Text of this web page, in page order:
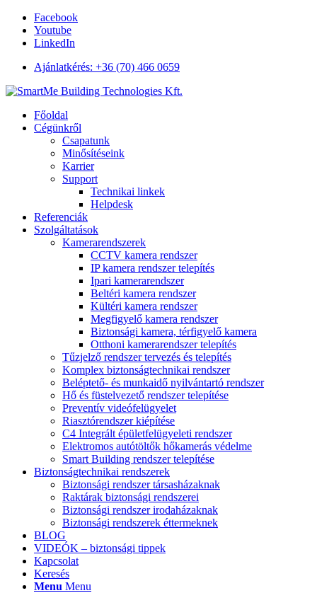
Facebook
Youtube
LinkedIn
Ajánlatkérés: +36 (70) 466 0659
Főoldal
Cégünkről
Csapatunk
Minősítéseink
Karrier
Support
Technikai linkek
Helpdesk
Referenciák
Szolgáltatások
Kamerarendszerek
CCTV kamera rendszer
IP kamera rendszer telepítés
Ipari kamerarendszer
Beltéri kamera rendszer
Kültéri kamera rendszer
Megfigyelő kamera rendszer
Biztonsági kamera, térfigyelő kamera
Otthoni kamerarendszer telepítés
Tűzjelző rendszer tervezés és telepítés
Komplex biztonságtechnikai rendszer
Beléptető- és munkaidő nyilvántartó rendszer
Hő és füstelvezető rendszer telepítése
Preventív videófelügyelet
Riasztórendszer kiépítése
C4 Integrált épületfelügyeleti rendszer
Elektromos autótöltők hőkamerás védelme
Smart Building rendszer telepítése
Biztonságtechnikai rendszerek
Biztonsági rendszer társasházaknak
Raktárak biztonsági rendszerei
Biztonsági rendszer irodaházaknak
Biztonsági rendszerek éttermeknek
BLOG
VIDEÓK – biztonsági tippek
Kapcsolat
Keresés
Menu Menu